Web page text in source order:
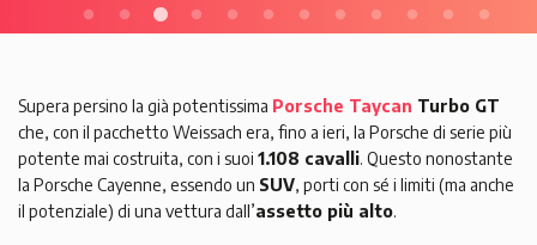
Supera persino la già potentissima Porsche Taycan Turbo GT
che, con il pacchetto Weissach era, fino a ieri, la Porsche di serie più
potente mai costruita, con i suoi 1.108 cavalli. Questo nonostante
la Porsche Cayenne, essendo un SUV, porti con sé i limiti (ma anche
il potenziale) di una vettura dall’assetto più alto.